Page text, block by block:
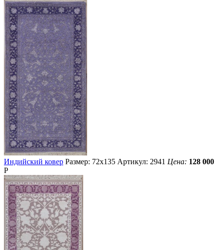
Индийский ковер Размер: 72х135 Артикул: 2941 Цена: 128 000
Р